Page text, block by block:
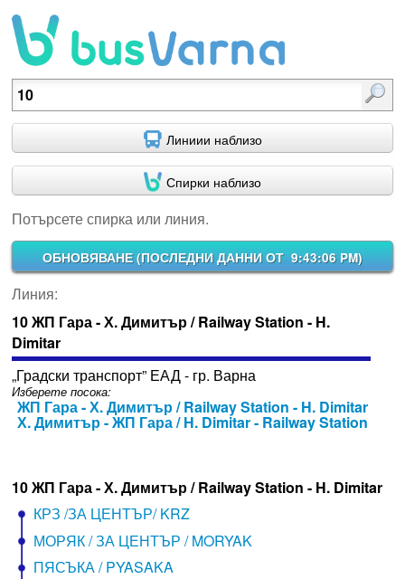
Потърсете спирка или линия.
Линиии наблизо
Спирки наблизо
Потърсете спирка или линия.
ОБНОВЯВАНЕ (ПОСЛЕДНИ ДАННИ ОТ 9:43:06 PM)
Линия:
10 ЖП Гара - Х. Димитър / Railway Station - H.
Dimitar
„Градски транспорт” ЕАД - гр. Варна
Изберете посока:
ЖП Гара - Х. Димитър / Railway Station - H. Dimitar
Х. Димитър - ЖП Гара / H. Dimitar - Railway Station
10 ЖП Гара - Х. Димитър / Railway Station - H. Dimitar
КРЗ /ЗА ЦЕНТЪР/ KRZ
МОРЯК / ЗА ЦЕНТЪР / MORYAK
ПЯСЪКА / PYASAKA